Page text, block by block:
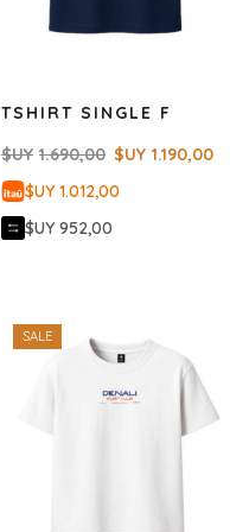
TSHIRT SINGLE F
$UY 1.690,00 $UY 1.190,00
$UY 1.012,00
$UY 952,00
SALE